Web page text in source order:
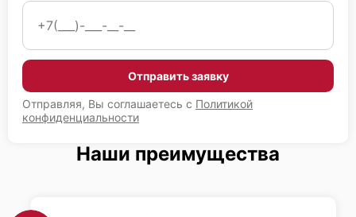
Отправить заявку
Отправляя, Вы соглашаетесь с Политикой
конфиденциальности
Наши преимущества